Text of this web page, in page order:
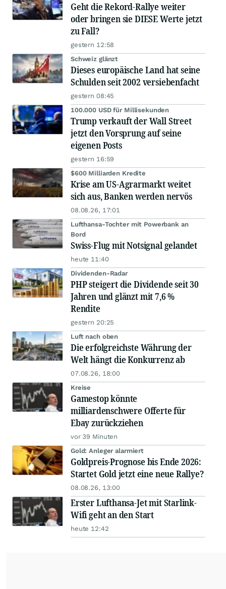
Geht die Rekord-Rallye weiter
oder bringen sie DIESE Werte jetzt
zu Fall?
gestern 12:58
Schweiz glänzt
Dieses europäische Land hat seine
Schulden seit 2002 versiebenfacht
gestern 08:45
100.000 USD für Millisekunden
Trump verkauft der Wall Street
jetzt den Vorsprung auf seine
eigenen Posts
gestern 16:59
$600 Milliarden Kredite
Krise am US-Agrarmarkt weitet
sich aus, Banken werden nervös
08.08.26, 17:01
Lufthansa-Tochter mit Powerbank an
Bord
Swiss-Flug mit Notsignal gelandet
heute 11:40
Dividenden-Radar
PHP steigert die Dividende seit 30
Jahren und glänzt mit 7,6 %
Rendite
gestern 20:25
Luft nach oben
Die erfolgreichste Währung der
Welt hängt die Konkurrenz ab
07.08.26, 18:00
Kreise
Gamestop könnte
milliardenschwere Offerte für
Ebay zurückziehen
vor 39 Minuten
Gold: Anleger alarmiert
Goldpreis-Prognose bis Ende 2026:
Startet Gold jetzt eine neue Rallye?
08.08.26, 13:00
Erster Lufthansa-Jet mit Starlink-
Wifi geht an den Start
heute 12:42